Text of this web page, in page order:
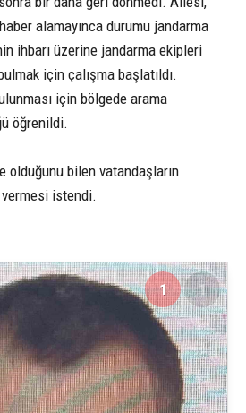
alamayınca durumu jandarma
ihbarı üzerine jandarma ekipleri
için çalışma başlatıldı.
için bölgede arama
öğrenildi.
olduğunu bilen vatandaşların
istendi.
1 1